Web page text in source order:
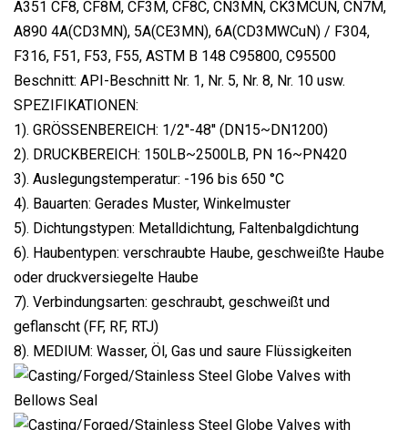
A351 CF8, CF8M, CF3M, CF8C, CN3MN, CK3MCUN, CN7M,
A890 4A(CD3MN), 5A(CE3MN), 6A(CD3MWCuN) / F304,
F316, F51, F53, F55, ASTM B 148 C95800, C95500
Beschnitt: API-Beschnitt Nr. 1, Nr. 5, Nr. 8, Nr. 10 usw.
SPEZIFIKATIONEN:
1). GRÖSSENBEREICH: 1/2''-48'' (DN15~DN1200)
2). DRUCKBEREICH: 150LB~2500LB, PN 16~PN420
3). Auslegungstemperatur: -196 bis 650 °C
4). Bauarten: Gerades Muster, Winkelmuster
5). Dichtungstypen: Metalldichtung, Faltenbalgdichtung
6). Haubentypen: verschraubte Haube, geschweißte Haube
oder druckversiegelte Haube
7). Verbindungsarten: geschraubt, geschweißt und
geflanscht (FF, RF, RTJ)
8). MEDIUM: Wasser, Öl, Gas und saure Flüssigkeiten